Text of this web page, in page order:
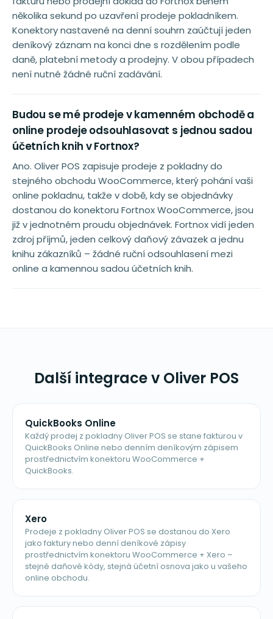
několika sekund po uzavření prodeje pokladníkem.
Konektory nastavené na denní souhrn zaúčtují jeden
deníkový záznam na konci dne s rozdělením podle
daně, platební metody a prodejny. V obou případech
není nutné žádné ruční zadávání.
Budou se mé prodeje v kamenném obchodě a
online prodeje odsouhlasovat s jednou sadou
účetních knih v Fortnox?
Ano. Oliver POS zapisuje prodeje z pokladny do
stejného obchodu WooCommerce, který pohání vaši
online pokladnu, takže v době, kdy se objednávky
dostanou do konektoru Fortnox WooCommerce, jsou
již v jednotném proudu objednávek. Fortnox vidí jeden
zdroj příjmů, jeden celkový daňový závazek a jednu
knihu zákazníků – žádné ruční odsouhlasení mezi
online a kamennou sadou účetních knih.
Další integrace v Oliver POS
QuickBooks Online
Každý prodej z pokladny Oliver POS se stane fakturou v
QuickBooks Online nebo denním deníkovým zápisem
prostřednictvím konektoru WooCommerce +
QuickBooks.
Xero
Prodeje z pokladny Oliver POS se dostanou do Xero
jako faktury nebo denní deníkové zápisy
prostřednictvím konektoru WooCommerce + Xero –
stejné daňové kódy, stejná účetní osnova jako u vašeho
online obchodu.